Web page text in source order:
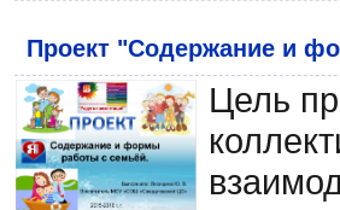
Проект "Содержание и
Цель